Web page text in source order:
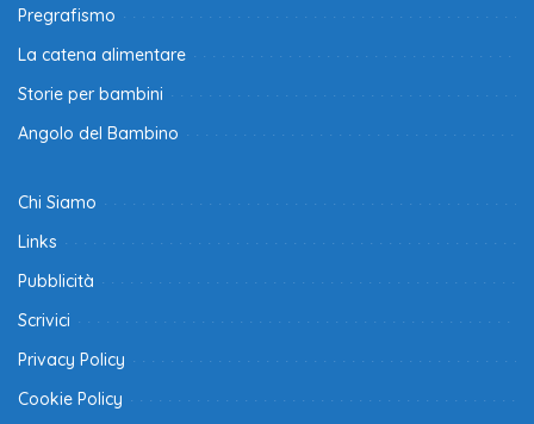
Pregrafismo
La catena alimentare
Storie per bambini
Angolo del Bambino
Chi Siamo
Links
Pubblicità
Scrivici
Privacy Policy
Cookie Policy